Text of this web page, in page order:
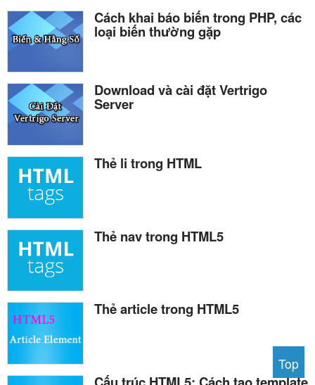
Cách khai báo biến trong PHP, các
loại biến thường gặp
Download và cài đặt Vertrigo
Server
Thẻ li trong HTML
Thẻ nav trong HTML5
Thẻ article trong HTML5
Top